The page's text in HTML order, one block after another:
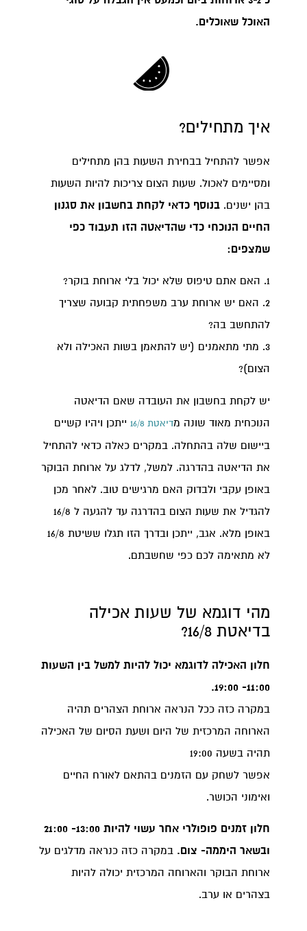
האוכל שאוכלים.
איך מתחילים?
אפשר להתחיל בבחירת השעות בהן מתחילים
ומסיימים לאכול. שעות הצום צריכות להיות השעות
בהן ישנים. בנוסף כדאי לקחת בחשבון את סגנון
החיים הנוכחי כדי שהדיאטה הזו תעבוד כפי
שמצפים:
1. האם אתם טיפוס שלא יכול בלי ארוחת בוקר?
2. האם יש ארוחת ערב משפחתית קבועה שצריך
להתחשב בה?
3. מתי מתאמנים (יש להתאמן בשות האכילה ולא
הצום)?
יש לקחת בחשבון את העובדה שאם הדיאטה
הנוכחית מאוד שונה מדיאטת 16/8
ייתכן ויהיו קשיים
ביישום שלה בהתחלה. במקרים כאלה כדאי להתחיל
את הדיאטה בהדרגה. למשל, לדלג על ארוחת הבוקר
באופן עקבי ולבדוק האם מרגישים טוב. לאחר מכן
להגדיל את שעות הצום בהדרגה עד להגעה ל 16/8
באופן מלא. אגב, ייתכן ובדרך הזו תגלו ששיטת 16/8
לא מתאימה לכם כפי שחשבתם.
מהי דוגמא של שעות אכילה
בדיאטת 16/8?
חלון האכילה לדוגמא יכול להיות למשל בין השעות
11:00- 19:00.
במקרה כזה ככל הנראה ארוחת הצהרים תהיה
הארוחה המרכזית של היום ושעת הסיום של האכילה
תהיה בשעה 19:00
אפשר לשחק עם הזמנים בהתאם לאורח החיים
ואימוני הכושר.
חלון זמנים פופולרי אחר עשוי להיות 13:00- 21:00
ובשאר היממה- צום. במקרה כזה כנראה מדלגים על
ארוחת הבוקר והארוחה המרכזית יכולה להיות
בצהרים או ערב.